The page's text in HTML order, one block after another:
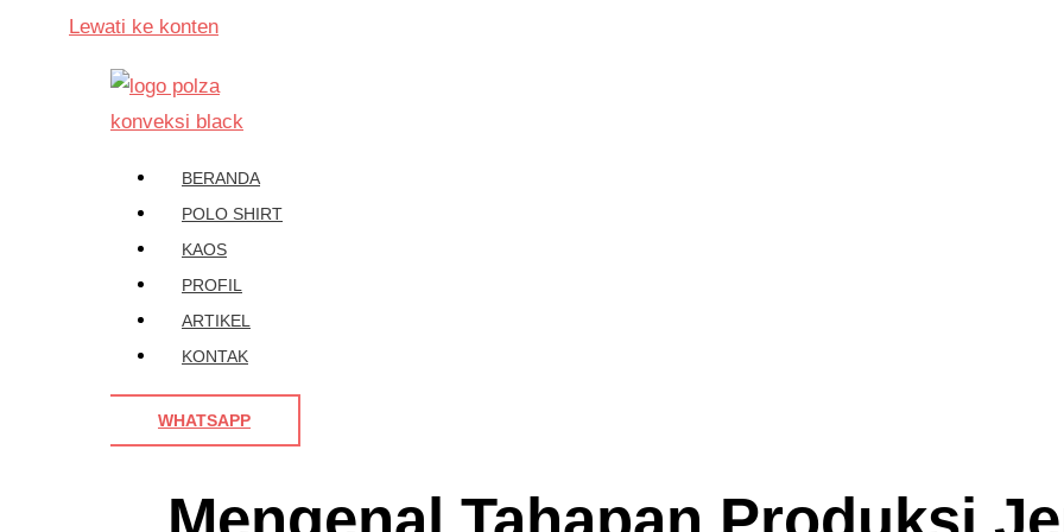
Lewati ke konten
BERANDA
POLO SHIRT
KAOS
PROFIL
ARTIKEL
KONTAK
WHATSAPP